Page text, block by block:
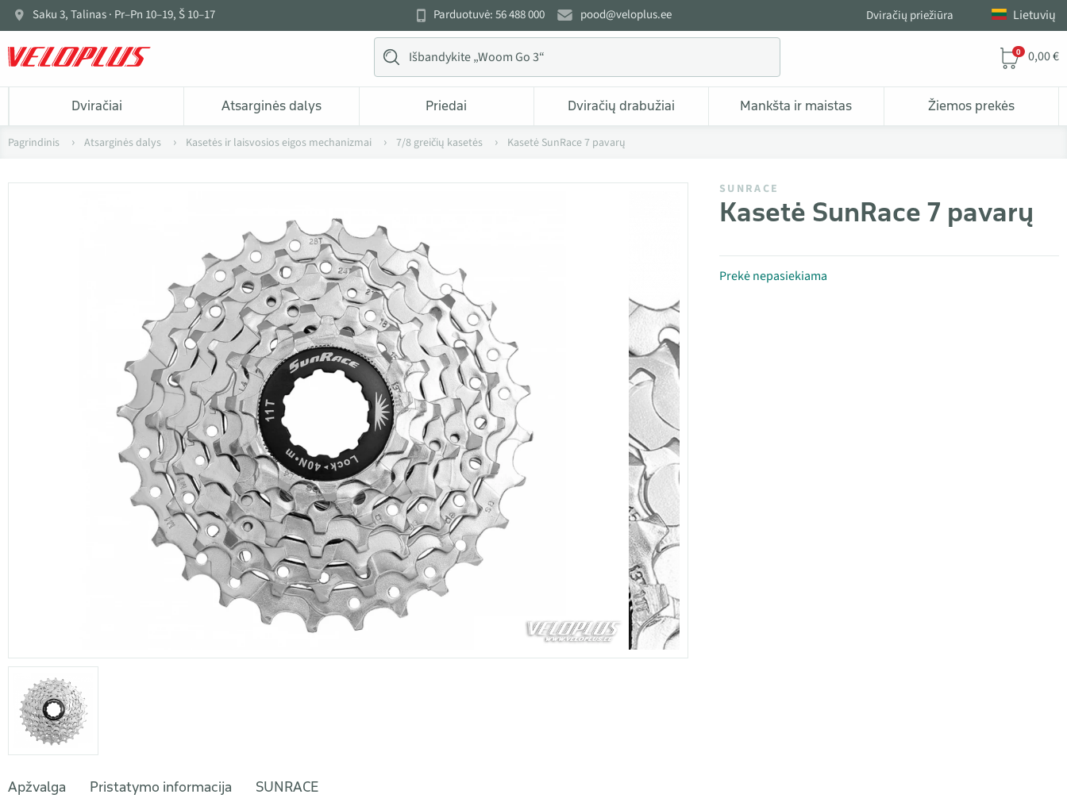
Saku 3, Talinas · Pr–Pn 10–19, Š 10–17 Parduotuvė: 56 488 000 pood@veloplus.ee Dviračių priežiūra Lietuvių
0 0,00 €
Dviračiai Atsarginės dalys Priedai Dviračių drabužiai Mankšta ir maistas Žiemos prekės
Pagrindinis Atsarginės dalys Kasetės ir laisvosios eigos mechanizmai 7/8 greičių kasetės Kasetė SunRace 7 pavarų
SUNRACE
Kasetė SunRace 7 pavarų
Prekė nepasiekiama
Apžvalga Pristatymo informacija SUNRACE